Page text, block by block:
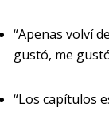
“Apenas volví
gustó, me
“Los capítulos